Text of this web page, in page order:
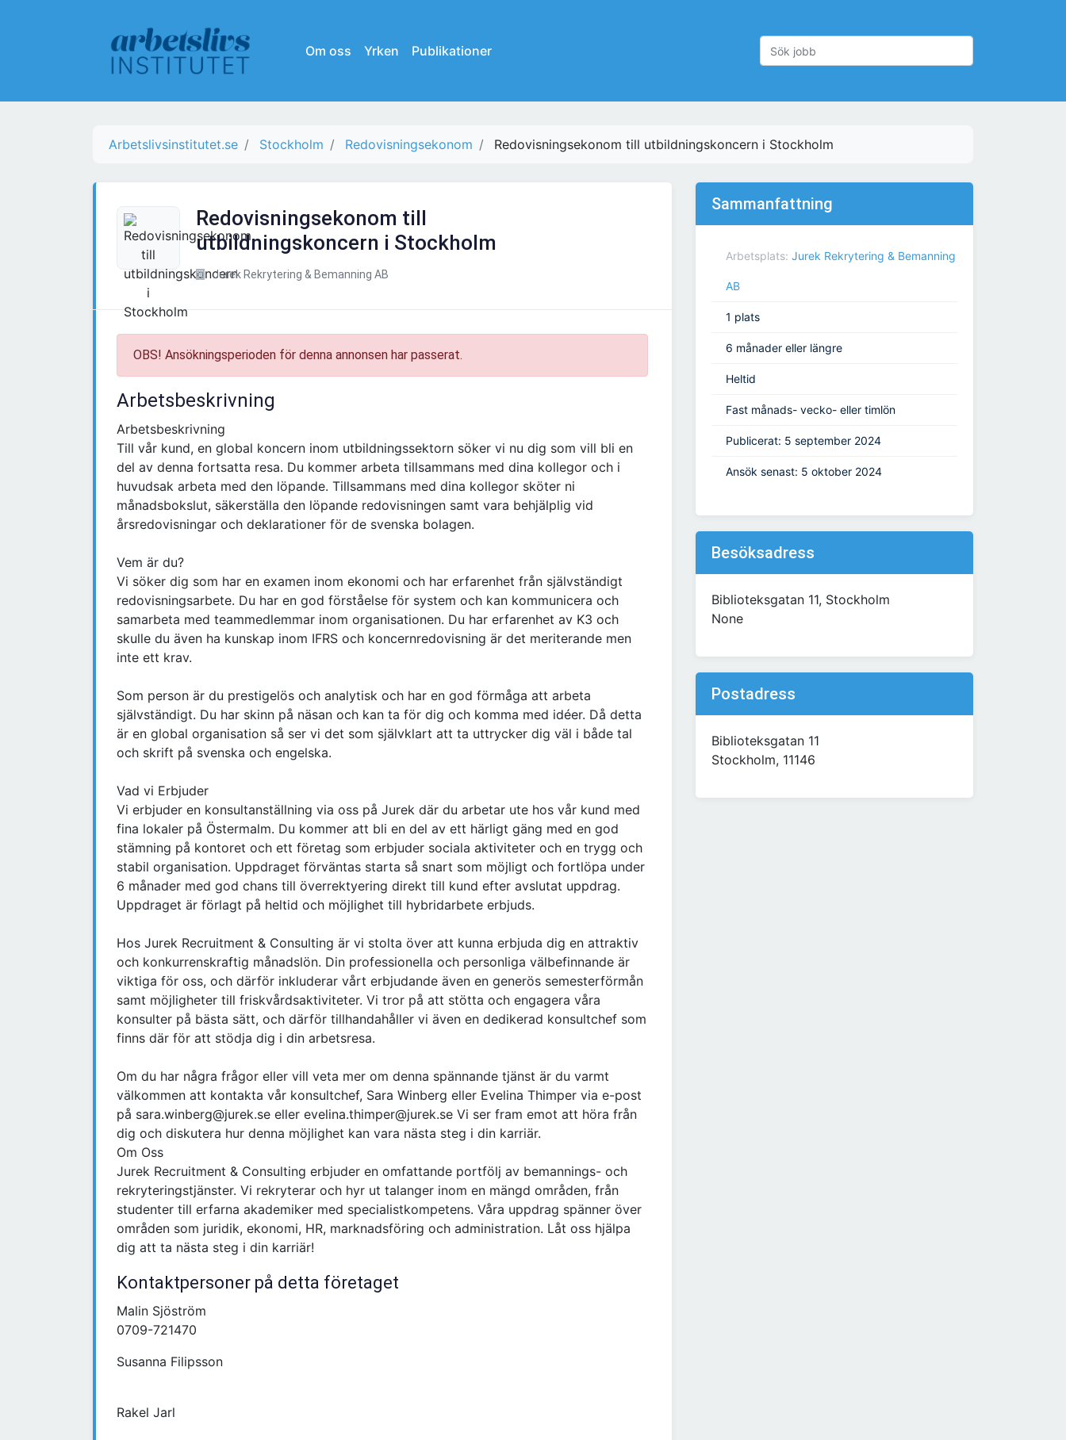
Om oss Yrken Publikationer
Arbetslivsinstitutet.se Stockholm Redovisningsekonom Redovisningsekonom till utbildningskoncern i Stockholm
Redovisningsekonom till
utbildningskoncern i Stockholm
Jurek Rekrytering & Bemanning AB
OBS! Ansökningsperioden för denna annonsen har passerat.
Arbetsbeskrivning
Arbetsbeskrivning
Till vår kund, en global koncern inom utbildningssektorn söker vi nu dig som vill bli en
del av denna fortsatta resa. Du kommer arbeta tillsammans med dina kollegor och i
huvudsak arbeta med den löpande. Tillsammans med dina kollegor sköter ni
månadsbokslut, säkerställa den löpande redovisningen samt vara behjälplig vid
årsredovisningar och deklarationer för de svenska bolagen.
Vem är du?
Vi söker dig som har en examen inom ekonomi och har erfarenhet från självständigt
redovisningsarbete. Du har en god förståelse för system och kan kommunicera och
samarbeta med teammedlemmar inom organisationen. Du har erfarenhet av K3 och
skulle du även ha kunskap inom IFRS och koncernredovisning är det meriterande men
inte ett krav.
Som person är du prestigelös och analytisk och har en god förmåga att arbeta
självständigt. Du har skinn på näsan och kan ta för dig och komma med idéer. Då detta
är en global organisation så ser vi det som självklart att ta uttrycker dig väl i både tal
och skrift på svenska och engelska.
Vad vi Erbjuder
Vi erbjuder en konsultanställning via oss på Jurek där du arbetar ute hos vår kund med
fina lokaler på Östermalm. Du kommer att bli en del av ett härligt gäng med en god
stämning på kontoret och ett företag som erbjuder sociala aktiviteter och en trygg och
stabil organisation. Uppdraget förväntas starta så snart som möjligt och fortlöpa under
6 månader med god chans till överrektyering direkt till kund efter avslutat uppdrag.
Uppdraget är förlagt på heltid och möjlighet till hybridarbete erbjuds.
Hos Jurek Recruitment & Consulting är vi stolta över att kunna erbjuda dig en attraktiv
och konkurrenskraftig månadslön. Din professionella och personliga välbefinnande är
viktiga för oss, och därför inkluderar vårt erbjudande även en generös semesterförmån
samt möjligheter till friskvårdsaktiviteter. Vi tror på att stötta och engagera våra
konsulter på bästa sätt, och därför tillhandahåller vi även en dedikerad konsultchef som
finns där för att stödja dig i din arbetsresa.
Om du har några frågor eller vill veta mer om denna spännande tjänst är du varmt
välkommen att kontakta vår konsultchef, Sara Winberg eller Evelina Thimper via e-post
på sara.winberg@jurek.se eller evelina.thimper@jurek.se Vi ser fram emot att höra från
dig och diskutera hur denna möjlighet kan vara nästa steg i din karriär.
Om Oss
Jurek Recruitment & Consulting erbjuder en omfattande portfölj av bemannings- och
rekryteringstjänster. Vi rekryterar och hyr ut talanger inom en mängd områden, från
studenter till erfarna akademiker med specialistkompetens. Våra uppdrag spänner över
områden som juridik, ekonomi, HR, marknadsföring och administration. Låt oss hjälpa
dig att ta nästa steg i din karriär!
Kontaktpersoner på detta företaget
Malin Sjöström
0709-721470
Susanna Filipsson
Rakel Jarl
Sammanfattning
Arbetsplats: Jurek Rekrytering & Bemanning
AB
1 plats
6 månader eller längre
Heltid
Fast månads- vecko- eller timlön
Publicerat: 5 september 2024
Ansök senast: 5 oktober 2024
Besöksadress
Biblioteksgatan 11, Stockholm
None
Postadress
Biblioteksgatan 11
Stockholm, 11146